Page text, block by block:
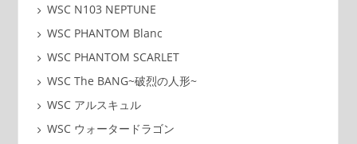
WSC N103 NEPTUNE
WSC PHANTOM Blanc
WSC PHANTOM SCARLET
WSC The BANG~破烈の人形~
WSC アルスキュル
WSC ウォータードラゴン